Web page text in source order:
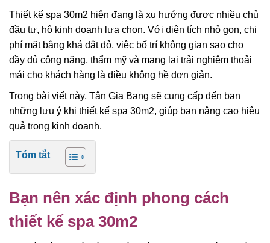
Thiết kế spa 30m2 hiện đang là xu hướng được nhiều chủ
đầu tư, hộ kinh doanh lựa chọn. Với diện tích nhỏ gọn, chi
phí mặt bằng khá đắt đỏ, việc bố trí không gian sao cho
đầy đủ công năng, thẩm mỹ và mang lại trải nghiệm thoải
mái cho khách hàng là điều không hề đơn giản.
Trong bài viết này, Tân Gia Bang sẽ cung cấp đến bạn
những lưu ý khi thiết kế spa 30m2, giúp bạn nâng cao hiệu
quả trong kinh doanh.
Tóm tắt
Bạn nên xác định phong cách
thiết kế spa 30m2